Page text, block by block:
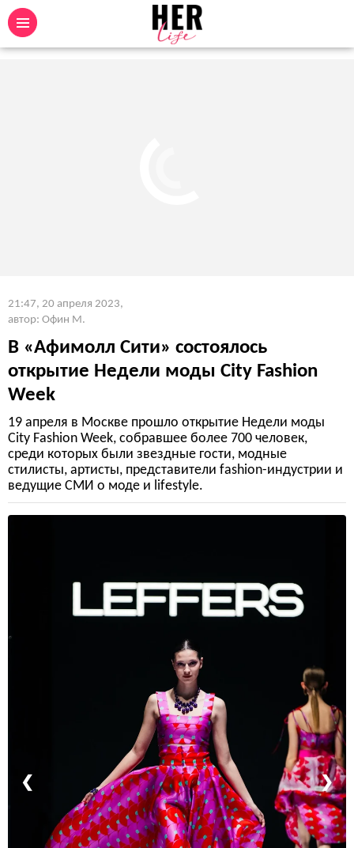
21:47, 20 апреля 2023,
автор: Офин М.
В «Афимолл Сити» состоялось
открытие Недели моды City Fashion
Week
19 апреля в Москве прошло открытие Недели моды
City Fashion Week, собравшее более 700 человек,
среди которых были звездные гости, модные
стилисты, артисты, представители fashion-индустрии и
ведущие СМИ о моде и lifestyle.
❮ ❯